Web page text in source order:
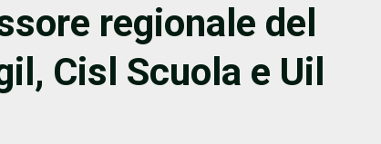
regionale del
Cisl Scuola e Uil